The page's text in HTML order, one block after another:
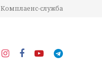
Комплаенс-служба